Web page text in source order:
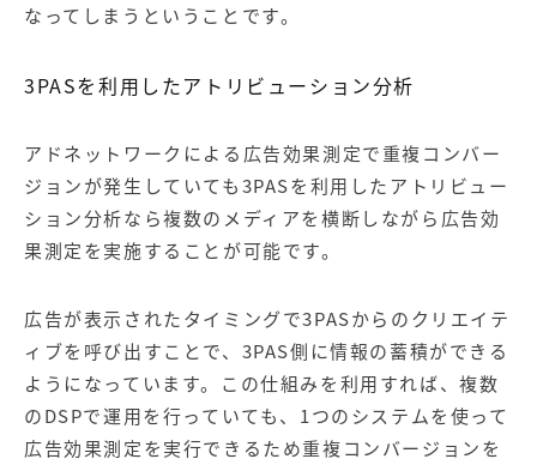
なってしまうということです。
3PASを利用したアトリビューション分析
アドネットワークによる広告効果測定で重複コンバー
ジョンが発生していても3PASを利用したアトリビュー
ション分析なら複数のメディアを横断しながら広告効
果測定を実施することが可能です。
広告が表示されたタイミングで3PASからのクリエイテ
ィブを呼び出すことで、3PAS側に情報の蓄積ができる
ようになっています。この仕組みを利用すれば、複数
のDSPで運用を行っていても、1つのシステムを使って
広告効果測定を実行できるため重複コンバージョンを